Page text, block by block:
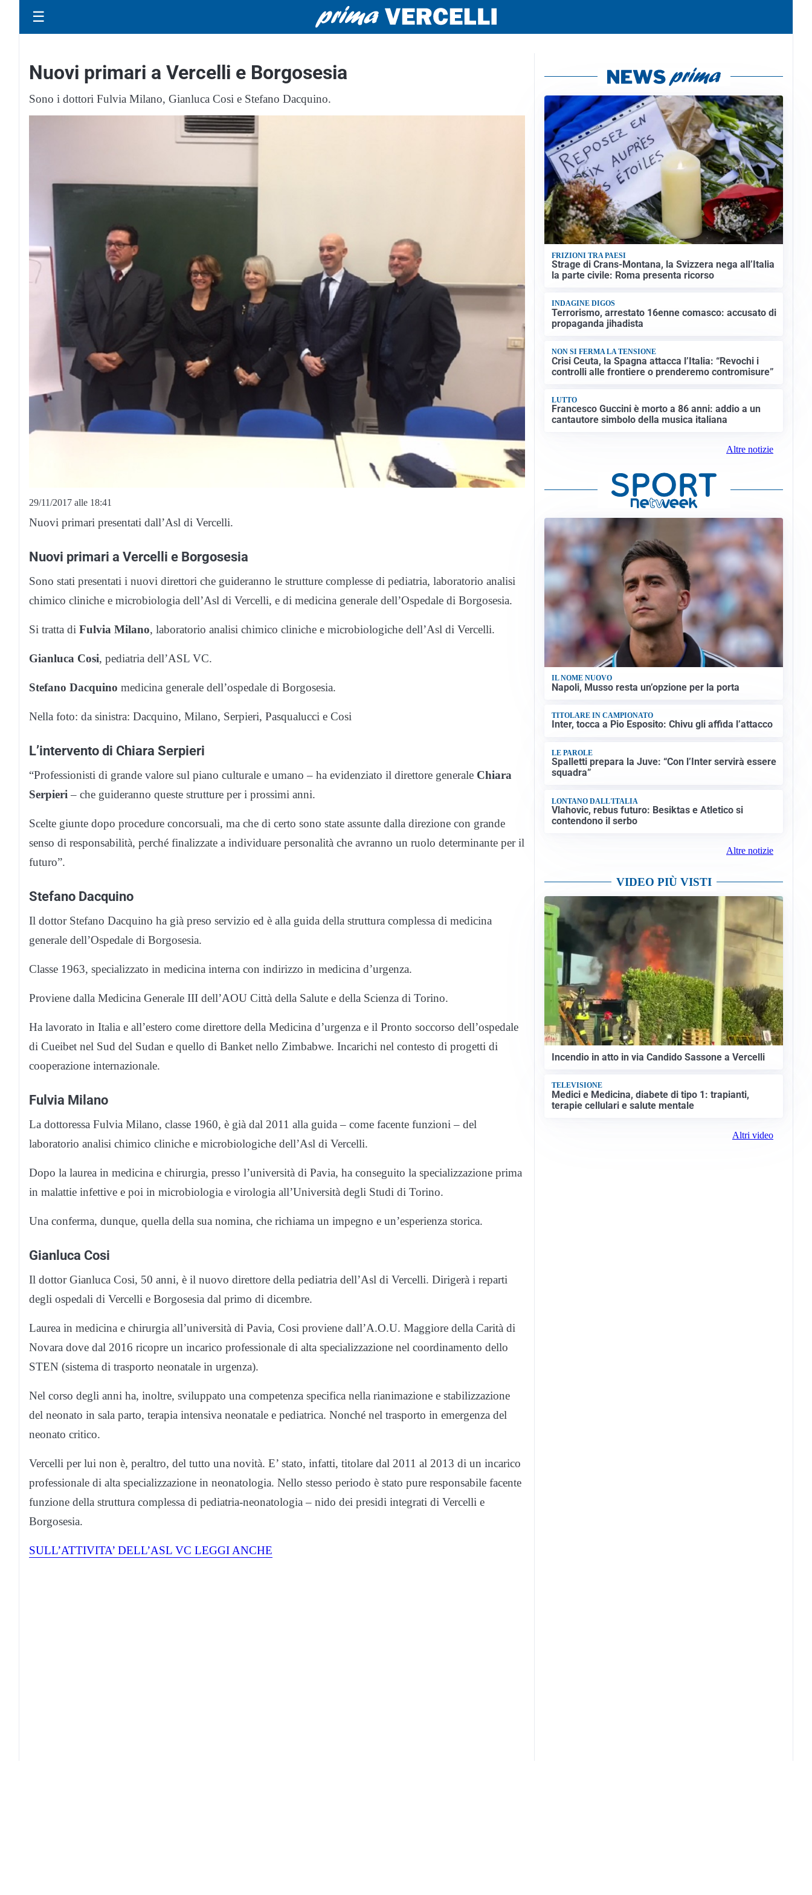
☰
Nuovi primari a Vercelli e Borgosesia
Sono i dottori Fulvia Milano, Gianluca Cosi e Stefano Dacquino.
29/11/2017 alle 18:41
Nuovi primari presentati dall’Asl di Vercelli.
Nuovi primari a Vercelli e Borgosesia
Sono stati presentati i nuovi direttori che guideranno le strutture complesse di pediatria, laboratorio analisi
chimico cliniche e microbiologia dell’Asl di Vercelli, e di medicina generale dell’Ospedale di Borgosesia.
Si tratta di Fulvia Milano, laboratorio analisi chimico cliniche e microbiologiche dell’Asl di Vercelli.
Gianluca Cosi, pediatria dell’ASL VC.
Stefano Dacquino medicina generale dell’ospedale di Borgosesia.
Nella foto: da sinistra: Dacquino, Milano, Serpieri, Pasqualucci e Cosi
L’intervento di Chiara Serpieri
“Professionisti di grande valore sul piano culturale e umano – ha evidenziato il direttore generale Chiara
Serpieri – che guideranno queste strutture per i prossimi anni.
Scelte giunte dopo procedure concorsuali, ma che di certo sono state assunte dalla direzione con grande
senso di responsabilità, perché finalizzate a individuare personalità che avranno un ruolo determinante per il
futuro”.
Stefano Dacquino
Il dottor Stefano Dacquino ha già preso servizio ed è alla guida della struttura complessa di medicina
generale dell’Ospedale di Borgosesia.
Classe 1963, specializzato in medicina interna con indirizzo in medicina d’urgenza.
Proviene dalla Medicina Generale III dell’AOU Città della Salute e della Scienza di Torino.
Ha lavorato in Italia e all’estero come direttore della Medicina d’urgenza e il Pronto soccorso dell’ospedale
di Cueibet nel Sud del Sudan e quello di Banket nello Zimbabwe. Incarichi nel contesto di progetti di
cooperazione internazionale.
Fulvia Milano
La dottoressa Fulvia Milano, classe 1960, è già dal 2011 alla guida – come facente funzioni – del
laboratorio analisi chimico cliniche e microbiologiche dell’Asl di Vercelli.
Dopo la laurea in medicina e chirurgia, presso l’università di Pavia, ha conseguito la specializzazione prima
in malattie infettive e poi in microbiologia e virologia all’Università degli Studi di Torino.
Una conferma, dunque, quella della sua nomina, che richiama un impegno e un’esperienza storica.
Gianluca Cosi
Il dottor Gianluca Cosi, 50 anni, è il nuovo direttore della pediatria dell’Asl di Vercelli. Dirigerà i reparti
degli ospedali di Vercelli e Borgosesia dal primo di dicembre.
Laurea in medicina e chirurgia all’università di Pavia, Cosi proviene dall’A.O.U. Maggiore della Carità di
Novara dove dal 2016 ricopre un incarico professionale di alta specializzazione nel coordinamento dello
STEN (sistema di trasporto neonatale in urgenza).
Nel corso degli anni ha, inoltre, sviluppato una competenza specifica nella rianimazione e stabilizzazione
del neonato in sala parto, terapia intensiva neonatale e pediatrica. Nonché nel trasporto in emergenza del
neonato critico.
Vercelli per lui non è, peraltro, del tutto una novità. E’ stato, infatti, titolare dal 2011 al 2013 di un incarico
professionale di alta specializzazione in neonatologia. Nello stesso periodo è stato pure responsabile facente
funzione della struttura complessa di pediatria-neonatologia – nido dei presidi integrati di Vercelli e
Borgosesia.
SULL’ATTIVITA’ DELL’ASL VC LEGGI ANCHE
FRIZIONI TRA PAESI
Strage di Crans-Montana, la Svizzera nega all’Italia
la parte civile: Roma presenta ricorso
INDAGINE DIGOS
Terrorismo, arrestato 16enne comasco: accusato di
propaganda jihadista
NON SI FERMA LA TENSIONE
Crisi Ceuta, la Spagna attacca l’Italia: “Revochi i
controlli alle frontiere o prenderemo contromisure”
LUTTO
Francesco Guccini è morto a 86 anni: addio a un
cantautore simbolo della musica italiana
Altre notizie
IL NOME NUOVO
Napoli, Musso resta un’opzione per la porta
TITOLARE IN CAMPIONATO
Inter, tocca a Pio Esposito: Chivu gli affida l’attacco
LE PAROLE
Spalletti prepara la Juve: “Con l’Inter servirà essere
squadra”
LONTANO DALL'ITALIA
Vlahovic, rebus futuro: Besiktas e Atletico si
contendono il serbo
Altre notizie
VIDEO PIÙ VISTI
Incendio in atto in via Candido Sassone a Vercelli
TELEVISIONE
Medici e Medicina, diabete di tipo 1: trapianti,
terapie cellulari e salute mentale
Altri video